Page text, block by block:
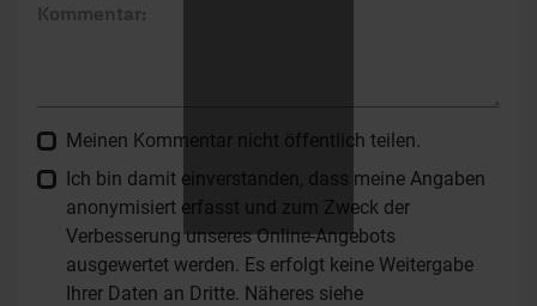
Kommentar:
Meinen Kommentar nicht öffentlich teilen.
Ich bin damit einverstanden, dass meine Angaben
anonymisiert erfasst und zum Zweck der
Verbesserung unseres Online-Angebots
ausgewertet werden. Es erfolgt keine Weitergabe
Ihrer Daten an Dritte. Näheres siehe